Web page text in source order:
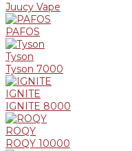
Juucy Vape
PAFOS
Tyson
Tyson 7000
IGNITE
IGNITE 8000
ROQY
ROQY 10000